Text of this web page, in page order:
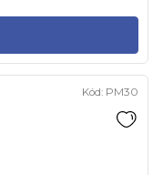
Kód: PM30